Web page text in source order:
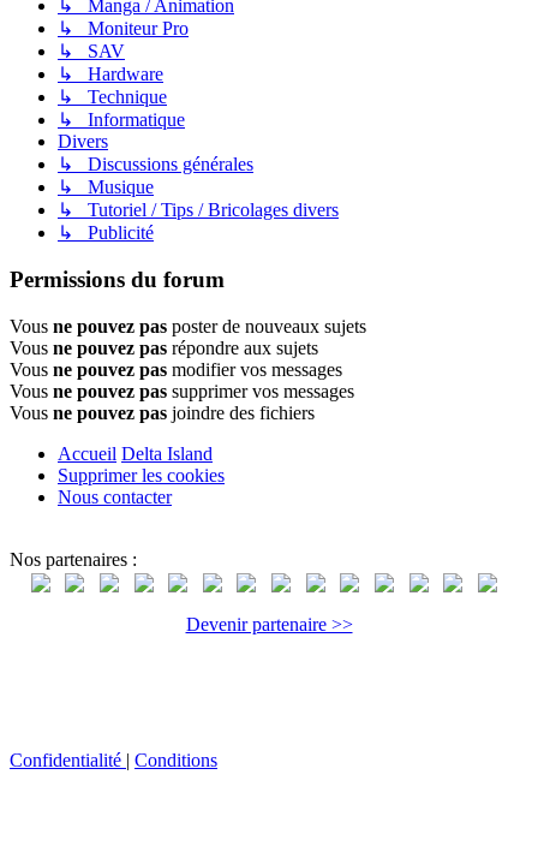
↳ Manga / Animation
↳ Moniteur Pro
↳ SAV
↳ Hardware
↳ Technique
↳ Informatique
Divers
↳ Discussions générales
↳ Musique
↳ Tutoriel / Tips / Bricolages divers
↳ Publicité
Permissions du forum
Vous ne pouvez pas poster de nouveaux sujets
Vous ne pouvez pas répondre aux sujets
Vous ne pouvez pas modifier vos messages
Vous ne pouvez pas supprimer vos messages
Vous ne pouvez pas joindre des fichiers
Accueil Delta Island
Supprimer les cookies
Nous contacter
Nos partenaires :
Devenir partenaire >>
Confidentialité Conditions